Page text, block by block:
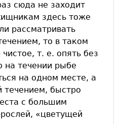
сюда не заходит
здесь тоже
рассматривать
то в таком
т. е. опять без
на течении рыбе
на одном месте, а
быстро
с большим
«цветущей